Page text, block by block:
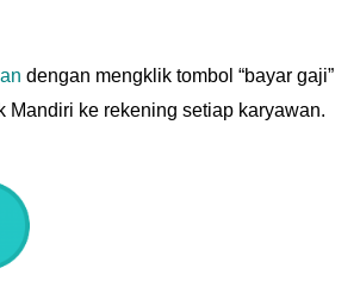
dengan mengklik tombol “bayar gaji”
ke rekening setiap karyawan.